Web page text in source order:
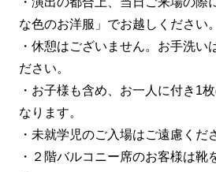
な色のお洋服」でお越しください。
・休憩はございません。お手洗い
ださい。
・お子様も含め、お一人に付き1
なります。
・未就学児のご入場はご遠慮くだ
・２階バルコニー席のお客様は靴